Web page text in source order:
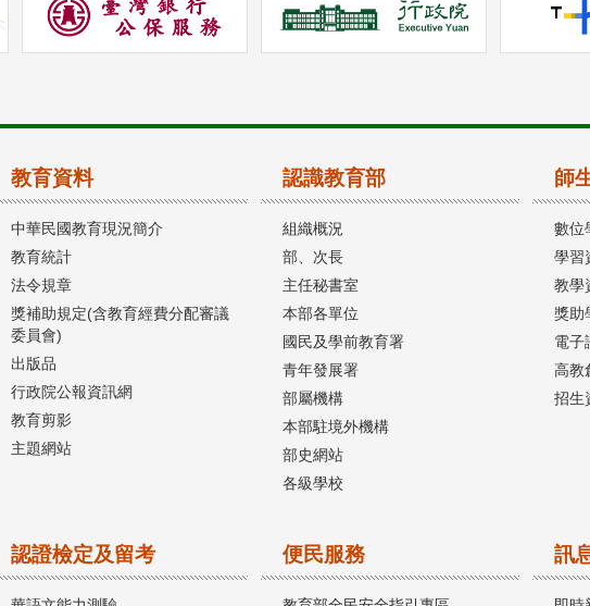
教育資料
中華民國教育現況簡介
教育統計
法令規章
獎補助規定(含教育經費分配審議
委員會)
出版品
行政院公報資訊網
教育剪影
主題網站
認識教育部
組織概況
部、次長
主任秘書室
本部各單位
國民及學前教育署
青年發展署
部屬機構
本部駐境外機構
部史網站
各級學校
師
數位
學習
教學
獎助
電子
高教
招生
認證檢定及留考 便民服務 訊